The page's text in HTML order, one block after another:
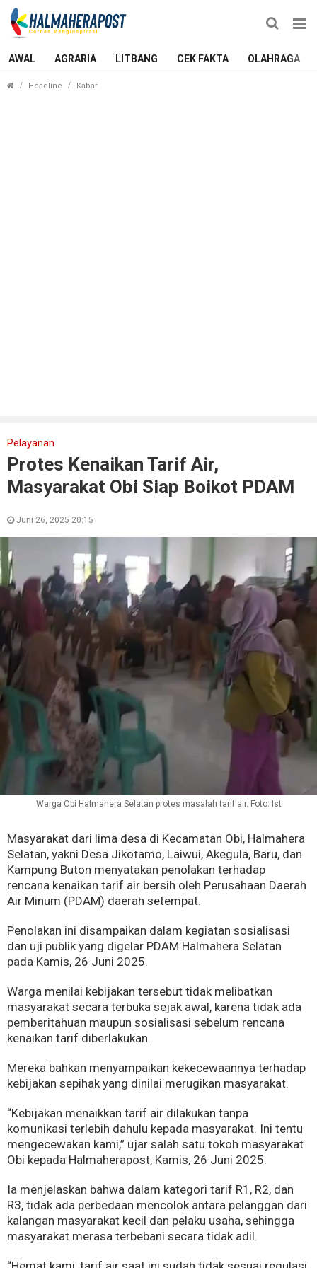
AWAL AGRARIA LITBANG CEK FAKTA OLAHRAGA
Headline Kabar
Pelayanan
Protes Kenaikan Tarif Air,
Masyarakat Obi Siap Boikot PDAM
Juni 26, 2025 20:15
Warga Obi Halmahera Selatan protes masalah tarif air. Foto: Ist
Masyarakat dari lima desa di Kecamatan Obi, Halmahera
Selatan, yakni Desa Jikotamo, Laiwui, Akegula, Baru, dan
Kampung Buton menyatakan penolakan terhadap
rencana kenaikan tarif air bersih oleh Perusahaan Daerah
Air Minum (PDAM) daerah setempat.
Penolakan ini disampaikan dalam kegiatan sosialisasi
dan uji publik yang digelar PDAM Halmahera Selatan
pada Kamis, 26 Juni 2025.
Warga menilai kebijakan tersebut tidak melibatkan
masyarakat secara terbuka sejak awal, karena tidak ada
pemberitahuan maupun sosialisasi sebelum rencana
kenaikan tarif diberlakukan.
Mereka bahkan menyampaikan kekecewaannya terhadap
kebijakan sepihak yang dinilai merugikan masyarakat.
“Kebijakan menaikkan tarif air dilakukan tanpa
komunikasi terlebih dahulu kepada masyarakat. Ini tentu
mengecewakan kami,” ujar salah satu tokoh masyarakat
Obi kepada Halmaherapost, Kamis, 26 Juni 2025.
Ia menjelaskan bahwa dalam kategori tarif R1, R2, dan
R3, tidak ada perbedaan mencolok antara pelanggan dari
kalangan masyarakat kecil dan pelaku usaha, sehingga
masyarakat merasa terbebani secara tidak adil.